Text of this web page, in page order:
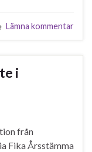
Lämna kommentar
i
från
Fika Årsstämma